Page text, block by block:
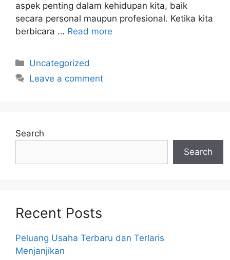
aspek penting dalam kehidupan kita, baik
secara personal maupun profesional. Ketika kita
berbicara … Read more
Categories
Uncategorized
Leave a comment
Search
Search
Recent Posts
Peluang Usaha Terbaru dan Terlaris
Menjanjikan